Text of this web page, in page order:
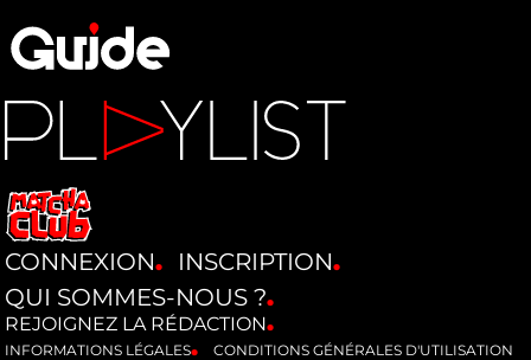
CONNEXION
INSCRIPTION
QUI SOMMES-NOUS ?
REJOIGNEZ LA RÉDACTION
INFORMATIONS LÉGALES
CONDITIONS GÉNÉRALES D'UTILISATION